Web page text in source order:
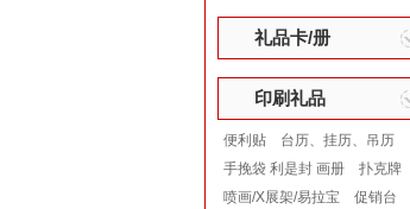
礼品卡/册
印刷礼品
便利贴
台历、挂历、吊历
手挽袋 利是封 画册
扑克牌
喷画/X展架/易拉宝
促销台